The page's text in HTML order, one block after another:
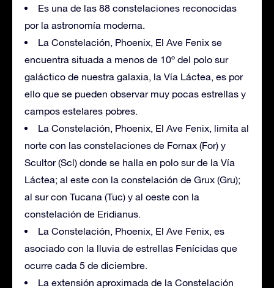
Es una de las 88 constelaciones reconocidas
por la astronomía moderna.
La Constelación, Phoenix, El Ave Fenix se
encuentra situada a menos de 10º del polo sur
galáctico de nuestra galaxia, la Vía Láctea, es por
ello que se pueden observar muy pocas estrellas y
campos estelares pobres.
La Constelación, Phoenix, El Ave Fenix, limita al
norte con las constelaciones de Fornax (For) y
Scultor (Scl) donde se halla en polo sur de la Vía
Láctea; al este con la constelación de Grux (Gru);
al sur con Tucana (Tuc) y al oeste con la
constelación de Eridianus.
La Constelación, Phoenix, El Ave Fenix, es
asociado con la lluvia de estrellas Fenícidas que
ocurre cada 5 de diciembre.
La extensión aproximada de la Constelación